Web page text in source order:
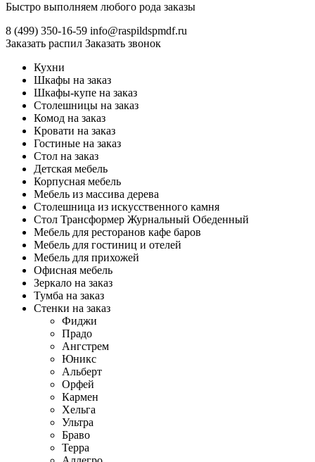
Быстро выполняем любого рода заказы
8 (499) 350-16-59 info@raspildspmdf.ru
Заказать распил Заказать звонок
Кухни
Шкафы на заказ
Шкафы-купе на заказ
Столешницы на заказ
Комод на заказ
Кровати на заказ
Гостиные на заказ
Стол на заказ
Детская мебель
Корпусная мебель
Мебель из массива дерева
Столешница из искусственного камня
Стол Трансформер Журнальный Обеденный
Мебель для ресторанов кафе баров
Мебель для гостиниц и отелей
Мебель для прихожей
Офисная мебель
Зеркало на заказ
Тумба на заказ
Стенки на заказ
Фиджи
Прадо
Ангстрем
Юникс
Альберт
Орфей
Кармен
Хельга
Ультра
Браво
Терра